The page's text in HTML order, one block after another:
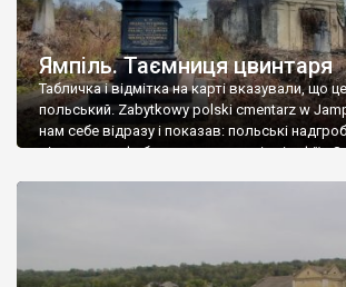
Ямпіль. Таємниця цвинтаря
Табличка і відмітка на карті вказували, що
польський. Zabytkowy polski cmentarz w
нам себе відразу і показав: польські
віднести до фабричних, польські епітафії…